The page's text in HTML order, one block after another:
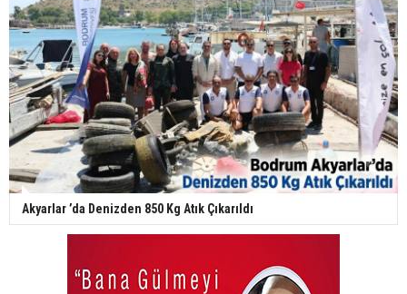
Akyarlar ’da Denizden 850 Kg Atık Çıkarıldı